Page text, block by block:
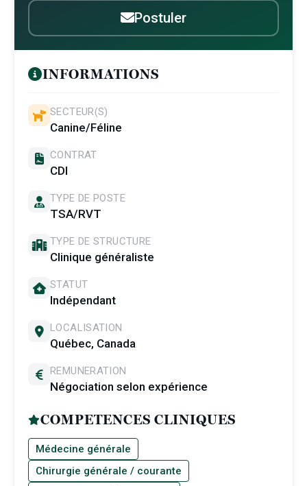
Postuler
INFORMATIONS
SECTEUR(S)
Canine/Féline
CONTRAT
CDI
TYPE DE POSTE
TSA/RVT
TYPE DE STRUCTURE
Clinique généraliste
STATUT
Indépendant
LOCALISATION
Québec, Canada
REMUNERATION
Négociation selon expérience
COMPETENCES CLINIQUES
Médecine générale
Chirurgie générale / courante